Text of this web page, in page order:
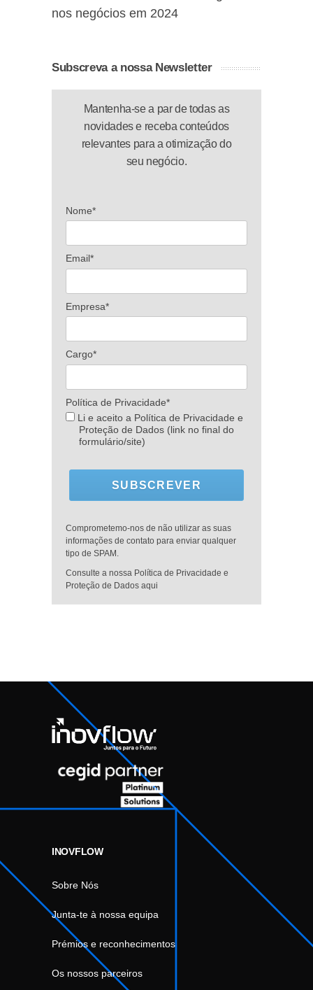
nos negócios em 2024
Subscreva a nossa Newsletter
Mantenha-se a par de todas as
novidades e receba conteúdos
relevantes para a otimização do
seu negócio.
Nome*
Email*
Empresa*
Cargo*
Política de Privacidade*
Li e aceito a Política de Privacidade e
Proteção de Dados (link no final do
formulário/site)
SUBSCREVER
Comprometemo-nos de não utilizar as suas
informações de contato para enviar qualquer
tipo de SPAM.
Consulte a nossa Política de Privacidade e
Proteção de Dados aqui
INOVFLOW
Sobre Nós
Junta-te à nossa equipa
Prémios e reconhecimentos
Os nossos parceiros